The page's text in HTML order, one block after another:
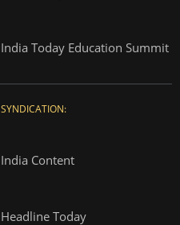
India Today Education Summit
SYNDICATION:
India Content
Headline Today